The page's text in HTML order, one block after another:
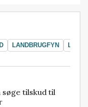
LANDBRUGFYN
søge tilskud til